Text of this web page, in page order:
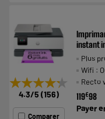
★★★★★
★★★★★
4.3/5 (156)
Comparer
instant
Plus
Wifi :
Recto
119€98
Payer